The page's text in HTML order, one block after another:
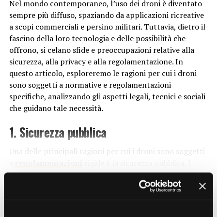
Perché i motori diesel sono noti per la loro efficienza?
del paziente per combattere il cancro, stanno
dimostrando un enorme potenziale nel migliorare le
prospettive di sopravvivenza e ridurre gli effetti
collaterali dei trattamenti tradizionali come la
chemioterapia.
Impatto sull’Ambiente e
sull’Agricoltura
La biotecnologia non è solo una forza di cambiamento
nel settore della salute, ma ha anche un impatto
significativo sull’ambiente e sull’agricoltura. Attraverso
grado di sviluppare varietà più resistenti alle malattie e
agli agenti atmosferici avversi, riducendo la dipendenza
dai pesticidi e aumentando la resa dei raccolti. Questo
Nel mondo contemporaneo, l’uso dei droni è diventato
sempre più diffuso, spaziando da applicazioni ricreative
a scopi commerciali e persino militari. Tuttavia, dietro il
fascino della loro tecnologia e delle possibilità che
offrono, si celano sfide e preoccupazioni relative alla
sicurezza, alla privacy e alla regolamentazione. In
questo articolo, esploreremo le ragioni per cui i droni
sono soggetti a normative e regolamentazioni
specifiche, analizzando gli aspetti legali, tecnici e sociali
che guidano tale necessità.
1. Sicurezza pubblica
Una delle principali ragioni per cui i droni sono soggetti
droni, soprattutto quelli di dimensioni maggiori
utilizzati per scopi commerciali, possono costituire un
CONTINUE READING